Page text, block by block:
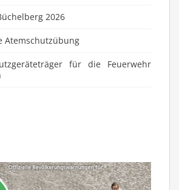
2026
Atemschutzübung
für die Feuerwehr